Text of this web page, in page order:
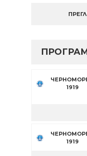
1919
1919